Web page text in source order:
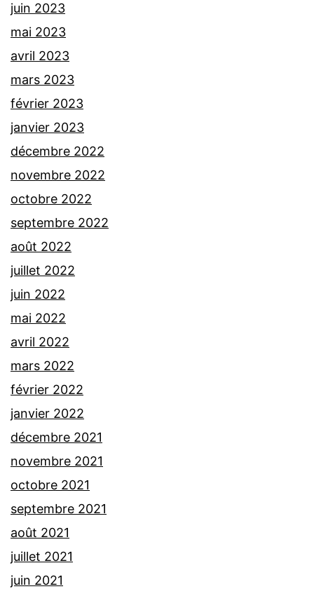
juin 2023
mai 2023
avril 2023
mars 2023
février 2023
janvier 2023
décembre 2022
novembre 2022
octobre 2022
septembre 2022
août 2022
juillet 2022
juin 2022
mai 2022
avril 2022
mars 2022
février 2022
janvier 2022
décembre 2021
novembre 2021
octobre 2021
septembre 2021
août 2021
juillet 2021
juin 2021